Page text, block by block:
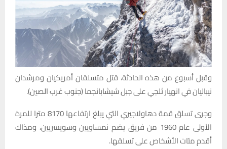
وقبل أسبوع من هذه الحادثة، قتل متسلقان أمريكيان ومرشدان
نيباليان في انهيار ثلجي على جبل شيشابانجما (جنوب غرب الصين).
وجرى تسلق قمة دهاولاجيري التي يبلغ ارتفاعها 8170 مترا للمرة
الأولى عام 1960 من فريق يضم نمساويين وسويسريين، ومذاك
أقدم مئات الأشخاص على تسلقها.